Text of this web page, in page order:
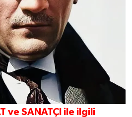
ve SANATÇI ile ilgili